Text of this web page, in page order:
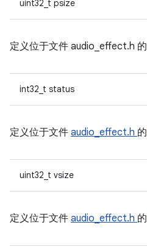
uint32_t psize
定义位于文件 audio_effect.h 的
int32_t status
定义位于文件 audio_effect.h 的
uint32_t vsize
定义位于文件 audio_effect.h 的